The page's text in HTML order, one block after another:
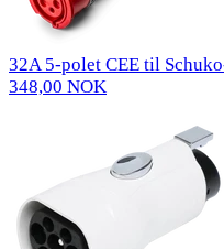
32A 5-polet CEE til
348,00 NOK